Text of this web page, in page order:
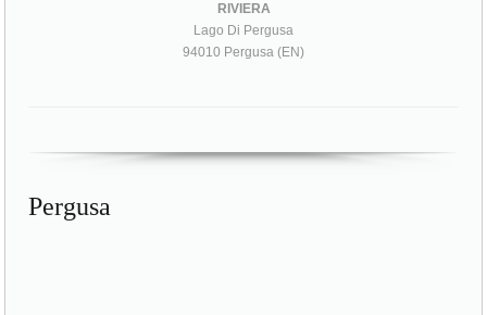
RIVIERA
Lago Di Pergusa
94010 Pergusa (EN)
Pergusa